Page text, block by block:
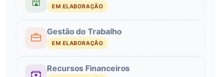
EM ELABORAÇÃO
Gestão do Trabalho
EM ELABORAÇÃO
Recursos Financeiros